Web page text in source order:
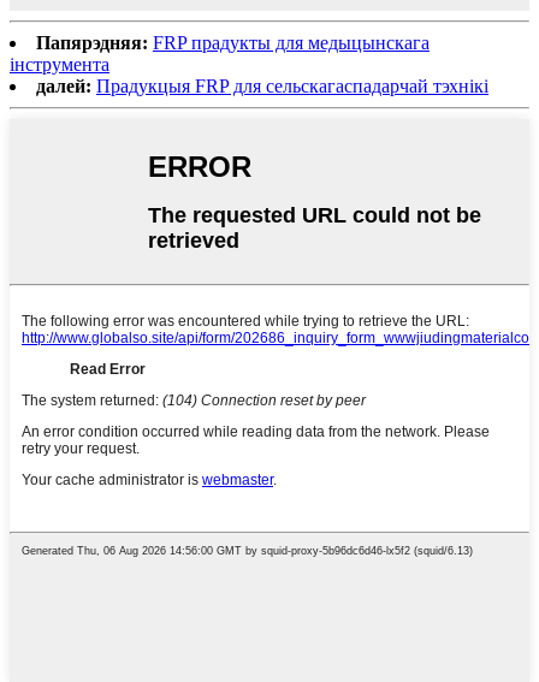
Папярэдняя: FRP прадукты для медыцынскага
інструмента
далей: Прадукцыя FRP для сельскагаспадарчай тэхнікі